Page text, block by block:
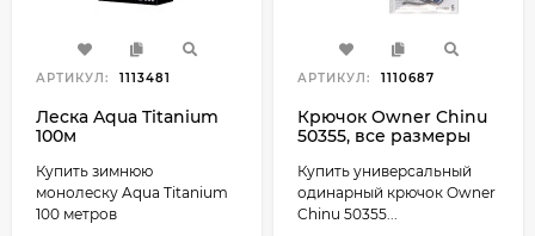
АРТИКУЛ: 1113481
Леска Aqua Titanium
100м
Купить зимнюю
монолеску Aqua Titanium
100 метров
АРТИКУЛ: 1110687
Крючок Owner Chinu
50355, все размеры
Купить универсальный
одинарный крючок Owner
Chinu 50355...